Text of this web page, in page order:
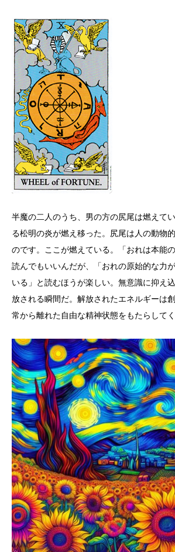
半魔の二人のうち、男の方の尻尾は燃えて
る松明の炎が燃え移った。尻尾は人の動物
のです。ここが燃えている。「おれは本能
読んでもいいんだが、「おれの原始的な力
いる」と読むほうが楽しい。無意識に抑え
放される瞬間だ。解放されたエネルギーは
常から離れた自由な精神状態をもたらしてく